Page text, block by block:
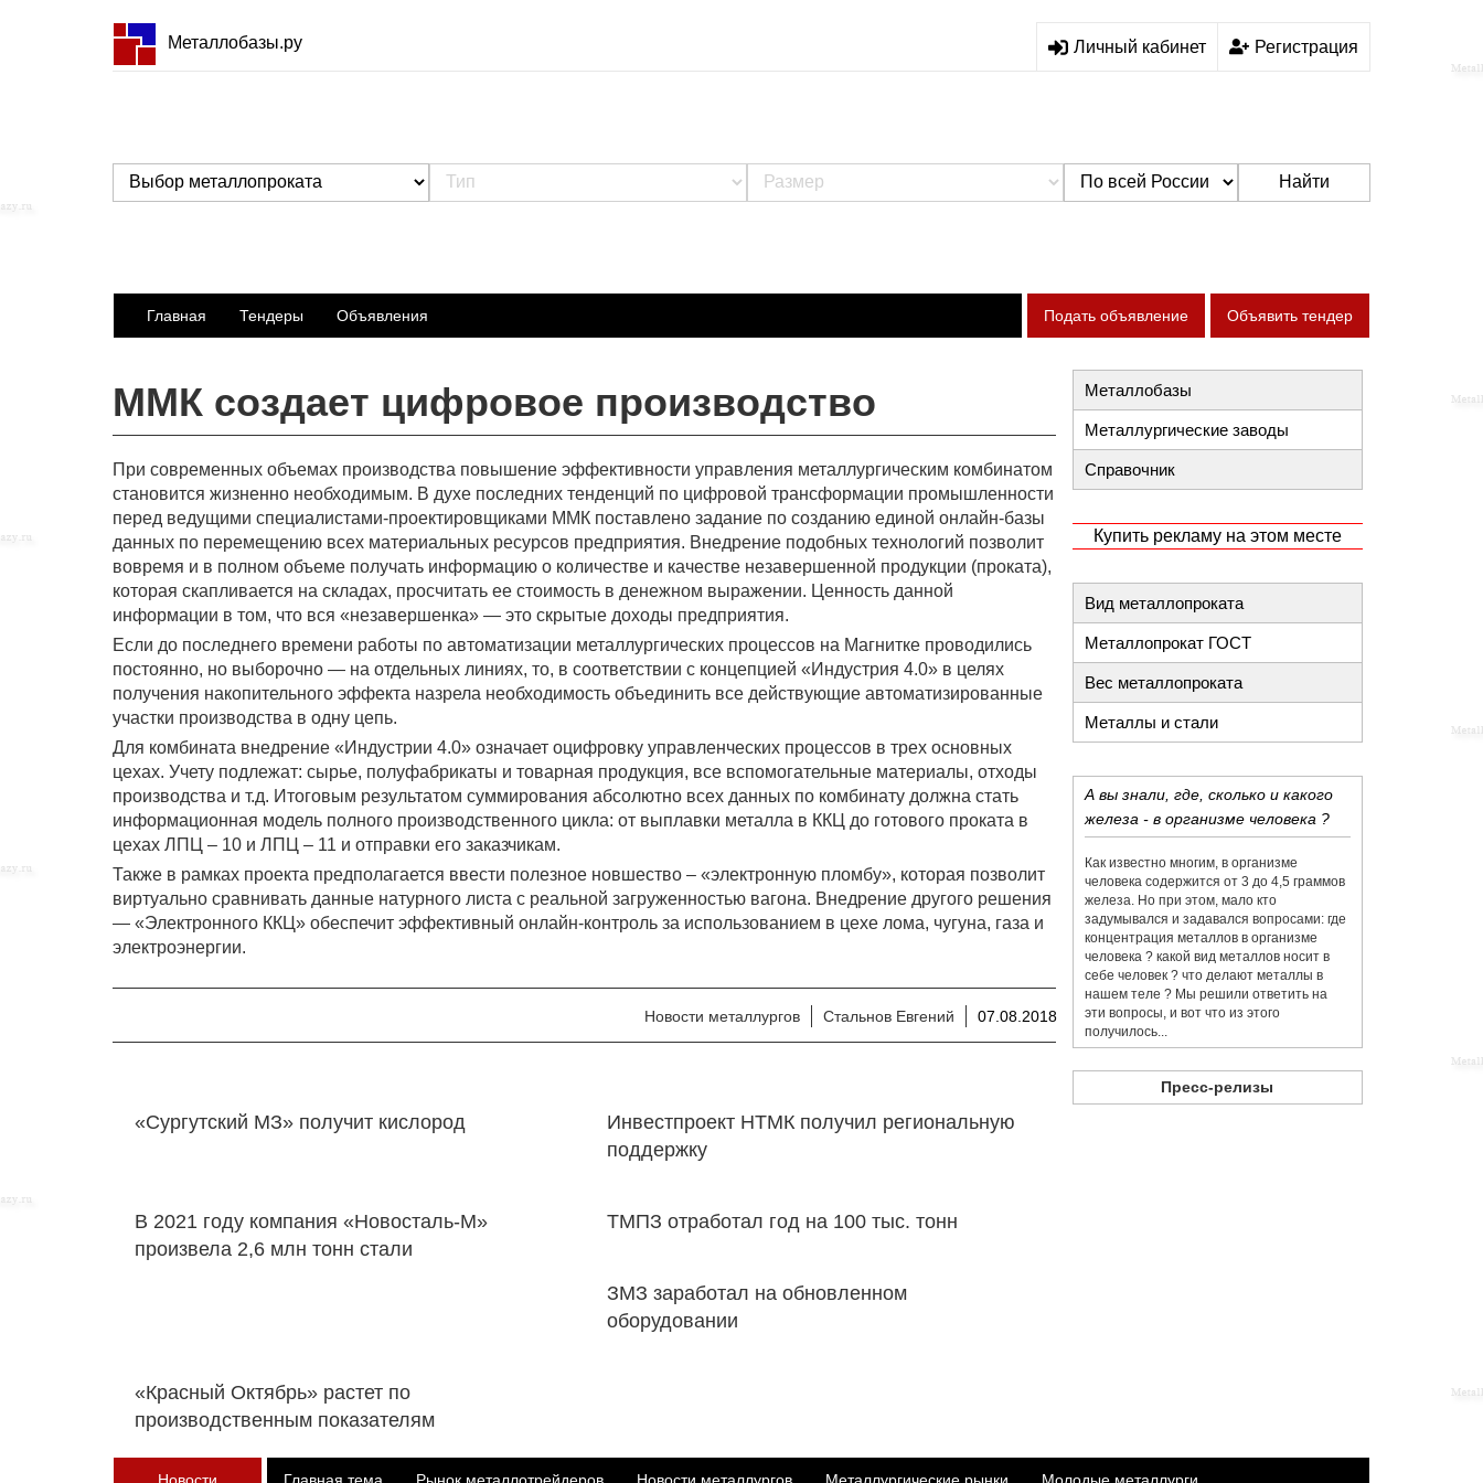
Металлобазы.ру Личный кабинет Регистрация
Найти
Главная Тендеры Объявления Подать объявление Объявить тендер
ММК создает цифровое производство
При современных объемах производства повышение эффективности управления металлургическим комбинатом
становится жизненно необходимым. В духе последних тенденций по цифровой трансформации промышленности
перед ведущими специалистами-проектировщиками ММК поставлено задание по созданию единой онлайн-базы
данных по перемещению всех материальных ресурсов предприятия. Внедрение подобных технологий позволит
вовремя и в полном объеме получать информацию о количестве и качестве незавершенной продукции (проката),
которая скапливается на складах, просчитать ее стоимость в денежном выражении. Ценность данной
информации в том, что вся «незавершенка» — это скрытые доходы предприятия.
Если до последнего времени работы по автоматизации металлургических процессов на Магнитке проводились
постоянно, но выборочно — на отдельных линиях, то, в соответствии с концепцией «Индустрия 4.0» в целях
получения накопительного эффекта назрела необходимость объединить все действующие автоматизированные
участки производства в одну цепь.
Для комбината внедрение «Индустрии 4.0» означает оцифровку управленческих процессов в трех основных
цехах. Учету подлежат: сырье, полуфабрикаты и товарная продукция, все вспомогательные материалы, отходы
производства и т.д. Итоговым результатом суммирования абсолютно всех данных по комбинату должна стать
информационная модель полного производственного цикла: от выплавки металла в ККЦ до готового проката в
цехах ЛПЦ – 10 и ЛПЦ – 11 и отправки его заказчикам.
Также в рамках проекта предполагается ввести полезное новшество – «электронную пломбу», которая позволит
виртуально сравнивать данные натурного листа с реальной загруженностью вагона. Внедрение другого решения
— «Электронного ККЦ» обеспечит эффективный онлайн-контроль за использованием в цехе лома, чугуна, газа и
электроэнергии.
Новости металлургов Стальнов Евгений 07.08.2018
«Сургутский МЗ» получит кислород
Инвестпроект НТМК получил региональную
поддержку
В 2021 году компания «Новосталь-М»
произвела 2,6 млн тонн стали
ТМПЗ отработал год на 100 тыс. тонн
ЗМЗ заработал на обновленном
оборудовании
«Красный Октябрь» растет по
производственным показателям
Металлобазы
Металлургические заводы
Справочник
Купить рекламу на этом месте
Вид металлопроката
Металлопрокат ГОСТ
Вес металлопроката
Металлы и стали
А вы знали, где, сколько и какого
железа - в организме человека ?
Как известно многим, в организме
человека содержится от 3 до 4,5 граммов
железа. Но при этом, мало кто
задумывался и задавался вопросами: где
концентрация металлов в организме
человека ? какой вид металлов носит в
себе человек ? что делают металлы в
нашем теле ? Мы решили ответить на
эти вопросы, и вот что из этого
получилось...
Пресс-релизы